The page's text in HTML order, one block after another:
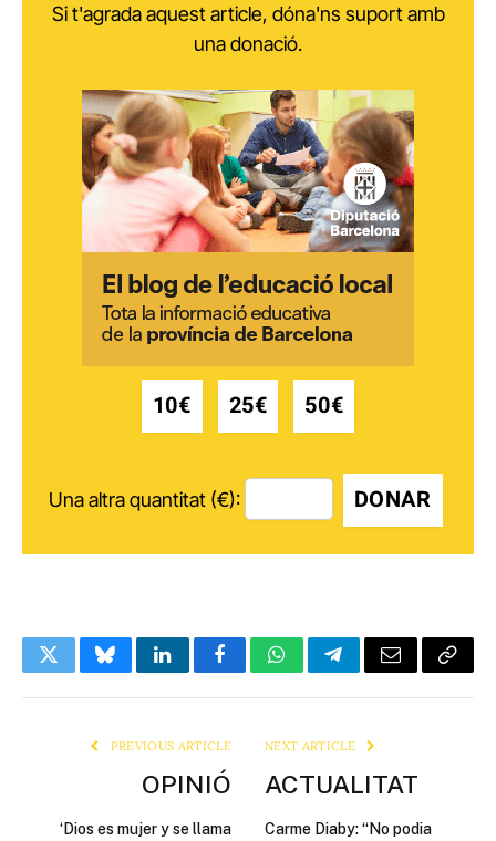
Si t'agrada aquest article, dóna'ns suport amb
una donació.
10€ 25€ 50€
Una altra quantitat (€): DONAR
TwitterBlueskyLinkedInFacebookWhatsAppTelegramEmail Copy
PREVIOUS ARTICLE
OPINIÓ
‘Dios es mujer y se llama
NEXT ARTICLE
ACTUALITAT
Carme Diaby: “No podia